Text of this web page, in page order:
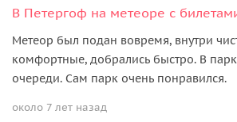
В Петергоф на метеоре с
Метеор был подан вовремя, внутри
комфортные, добрались быстро. В
очереди. Сам парк очень понравился.
около 7 лет назад